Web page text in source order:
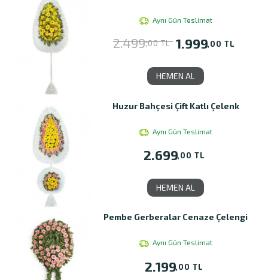
Aynı Gün Teslimat
2.499,00 TL 1.999,00 TL
HEMEN AL
Huzur Bahçesi Çift Katlı Çelenk
Aynı Gün Teslimat
2.699,00 TL
HEMEN AL
Pembe Gerberalar Cenaze Çelengi
Aynı Gün Teslimat
2.199,00 TL